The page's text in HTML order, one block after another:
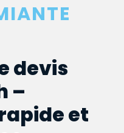
devis
–
et